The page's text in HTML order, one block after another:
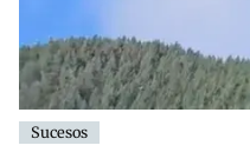
Sucesos